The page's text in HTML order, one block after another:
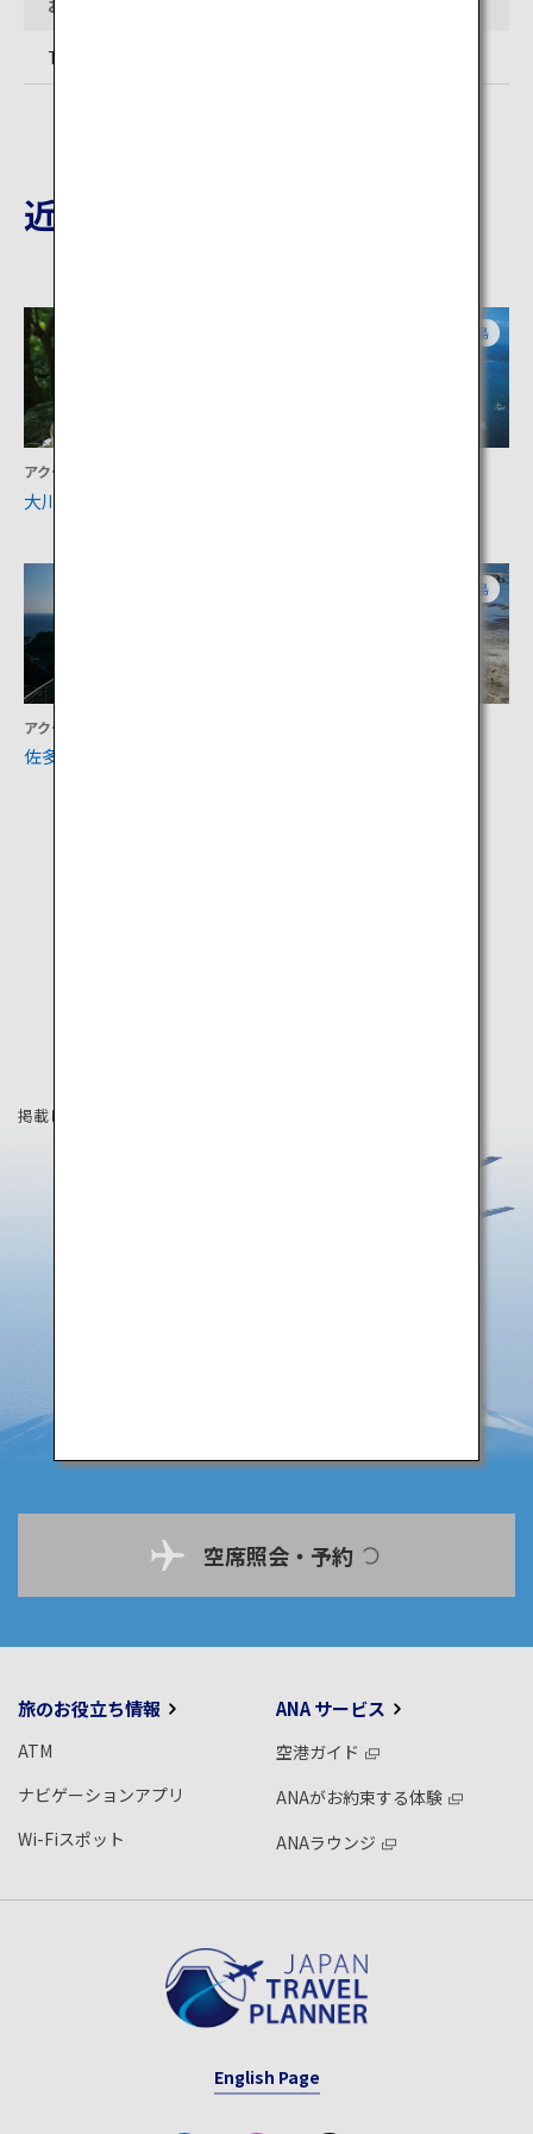
お問い合わせ先
TEL:0997-49-4010 (屋久島観光協会）
近隣の観光地
アクティビティ
大川の滝
鹿児島
アクティビティ
佐多岬公園
鹿児島
掲載している情報は2019年8月時点の情報です。
空席照会・予約
旅のお役立ち情報
ATM
ナビゲーションアプリ
Wi-Fiスポット
ANA サービス
空港ガイド
ANAがお約束する体験
ANAラウンジ
English Page